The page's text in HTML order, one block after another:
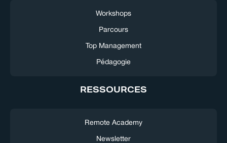
Workshops
Parcours
Top Management
Pédagogie
RESSOURCES
Remote Academy
Newsletter